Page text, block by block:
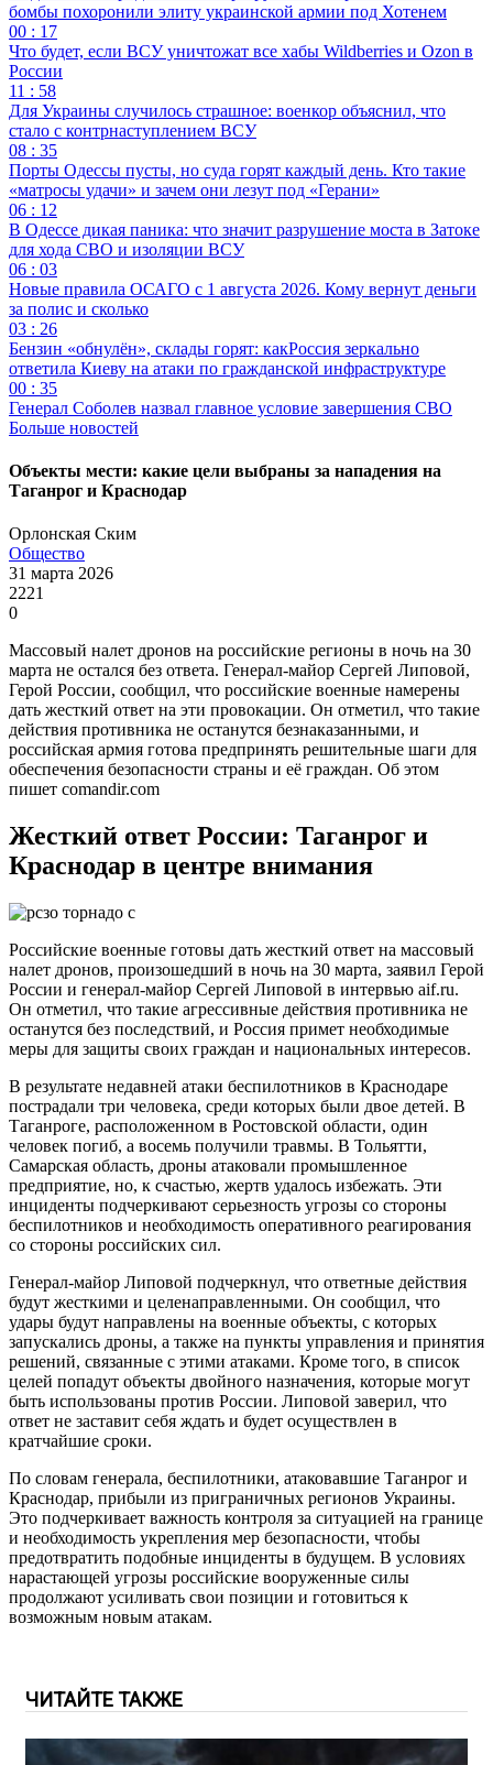
бомбы похоронили элиту украинской армии под Хотенем
00 : 17
Что будет, если ВСУ уничтожат все хабы Wildberries и Ozon в
России
11 : 58
Для Украины случилось страшное: военкор объяснил, что
стало с контрнаступлением ВСУ
08 : 35
Порты Одессы пусты, но суда горят каждый день. Кто такие
«матросы удачи» и зачем они лезут под «Герани»
06 : 12
В Одессе дикая паника: что значит разрушение моста в Затоке
для хода СВО и изоляции ВСУ
06 : 03
Новые правила ОСАГО с 1 августа 2026. Кому вернут деньги
за полис и сколько
03 : 26
Бензин «обнулён», склады горят: какРоссия зеркально
ответила Киеву на атаки по гражданской инфраструктуре
00 : 35
Генерал Соболев назвал главное условие завершения СВО
Больше новостей
Объекты мести: какие цели выбраны за нападения на
Таганрог и Краснодар
Орлонская Ским
Общество
31 марта 2026
2221
0
Массовый налет дронов на российские регионы в ночь на 30
марта не остался без ответа. Генерал-майор Сергей Липовой,
Герой России, сообщил, что российские военные намерены
дать жесткий ответ на эти провокации. Он отметил, что такие
действия противника не останутся безнаказанными, и
российская армия готова предпринять решительные шаги для
обеспечения безопасности страны и её граждан. Об этом
пишет comandir.com
Жесткий ответ России: Таганрог и
Краснодар в центре внимания
Российские военные готовы дать жесткий ответ на массовый
налет дронов, произошедший в ночь на 30 марта, заявил Герой
России и генерал-майор Сергей Липовой в интервью aif.ru.
Он отметил, что такие агрессивные действия противника не
останутся без последствий, и Россия примет необходимые
меры для защиты своих граждан и национальных интересов.
В результате недавней атаки беспилотников в Краснодаре
пострадали три человека, среди которых были двое детей. В
Таганроге, расположенном в Ростовской области, один
человек погиб, а восемь получили травмы. В Тольятти,
Самарская область, дроны атаковали промышленное
предприятие, но, к счастью, жертв удалось избежать. Эти
инциденты подчеркивают серьезность угрозы со стороны
беспилотников и необходимость оперативного реагирования
со стороны российских сил.
Генерал-майор Липовой подчеркнул, что ответные действия
будут жесткими и целенаправленными. Он сообщил, что
удары будут направлены на военные объекты, с которых
запускались дроны, а также на пункты управления и принятия
решений, связанные с этими атаками. Кроме того, в список
целей попадут объекты двойного назначения, которые могут
быть использованы против России. Липовой заверил, что
ответ не заставит себя ждать и будет осуществлен в
кратчайшие сроки.
По словам генерала, беспилотники, атаковавшие Таганрог и
Краснодар, прибыли из приграничных регионов Украины.
Это подчеркивает важность контроля за ситуацией на границе
и необходимость укрепления мер безопасности, чтобы
предотвратить подобные инциденты в будущем. В условиях
нарастающей угрозы российские вооруженные силы
продолжают усиливать свои позиции и готовиться к
возможным новым атакам.
ЧИТАЙТЕ ТАКЖЕ